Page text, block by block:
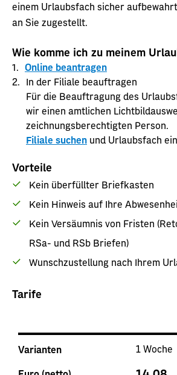
einem Urlaubsfach sicher
an Sie zugestellt.
Wie komme ich zu meinem
Online beantragen
In der Filiale beauftragen
Für die Beauftragung des
wir einen amtlichen
zeichnungsberechtigten Person.
Filiale suchen und Urlaubsfach
Vorteile
Kein überfüllter Briefkasten
Kein Hinweis auf Ihre
Kein Versäumnis von Fristen
RSa- und RSb Briefen)
Wunschzustellung nach Ihrem
Tarife
Varianten 1 Woche